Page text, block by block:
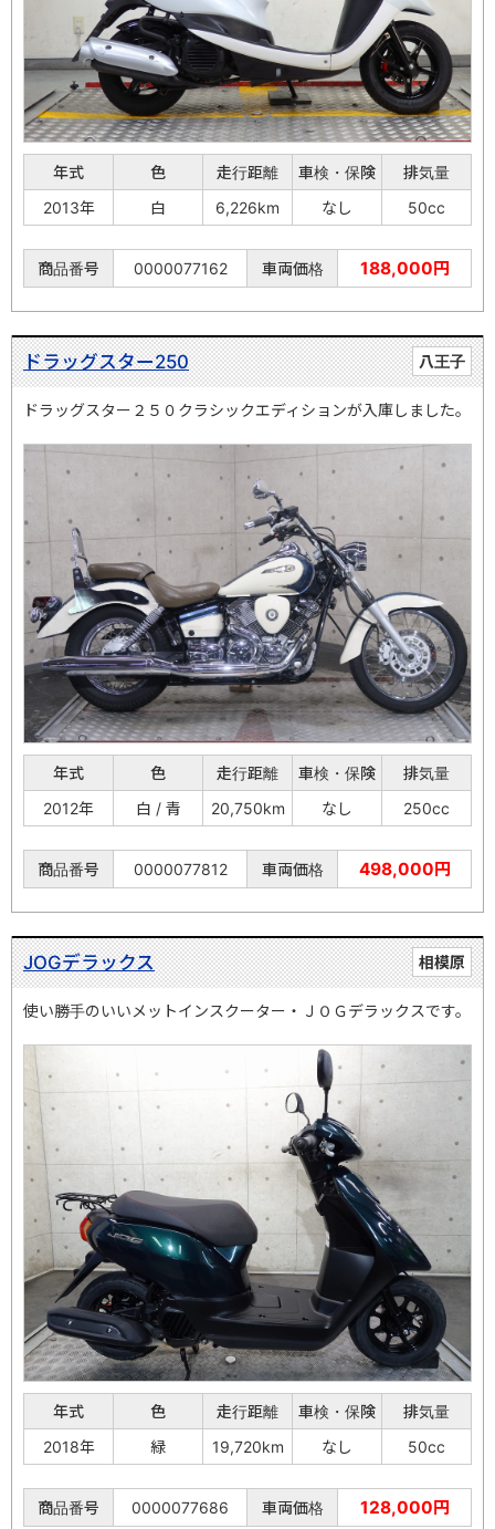
年式 色 走行距離 車検・保険
排気量
2013年
白 6,226km なし 50cc
商品番号 0000077162 車両価格 188,000円
八王子
ドラッグスター250
ドラッグスター２５０クラシックエディションが入庫しました。
年式 色 走行距離 車検・保険
排気量
2012年
白 / 青 20,750km なし 250cc
商品番号 0000077812 車両価格 498,000円
相模原
JOGデラックス
使い勝手のいいメットインスクーター・ＪＯＧデラックスです。
年式 色 走行距離 車検・保険
排気量
2018年
緑 19,720km なし 50cc
商品番号 0000077686 車両価格 128,000円